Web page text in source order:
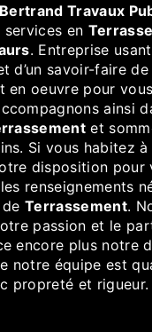
Bertrand Travaux
services en
. Entreprise usant
d’un savoir-faire
en oeuvre pour
ainsi
et
Si vous habitez à
disposition pour
renseignements
deTerrassement.
passion et le
encore plus notre
notre équipe est
propreté et rigueur.